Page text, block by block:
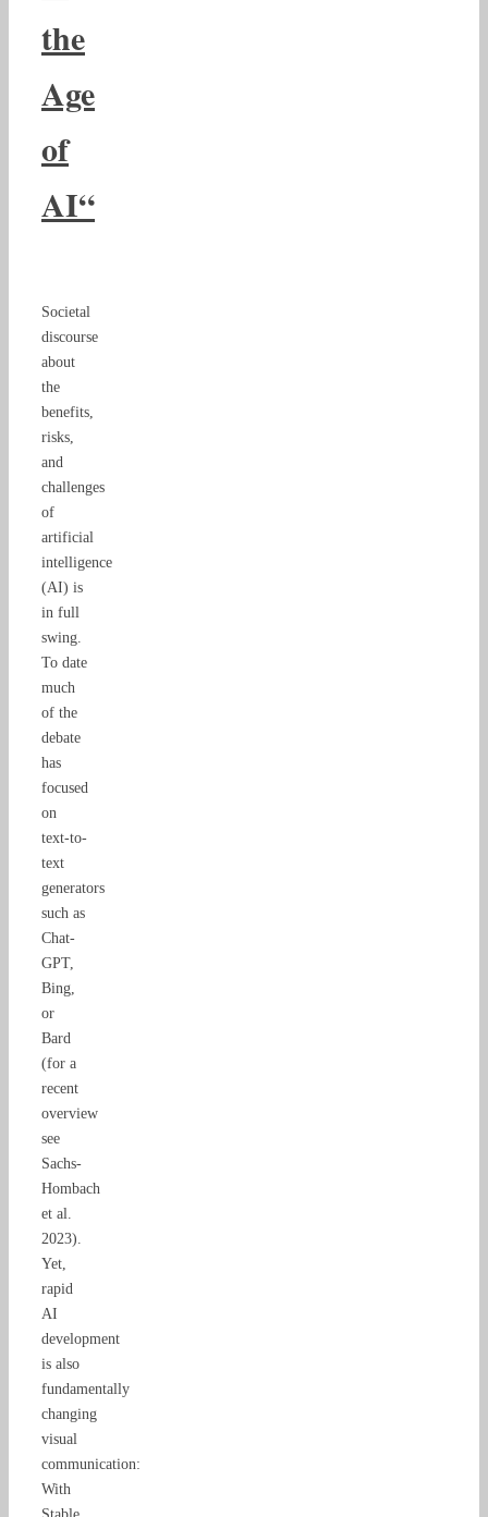
the
Age
of
AI“
Societal
discourse
about
the
benefits,
risks,
and
challenges
of
artificial
intelligence
(AI) is
in full
swing.
To date
much
of the
debate
has
focused
on
text-to-
text
generators
such as
Chat-
GPT,
Bing,
or
Bard
(for a
recent
overview
see
Sachs-
Hombach
et al.
2023).
Yet,
rapid
AI
development
is also
fundamentally
changing
visual
communication:
With